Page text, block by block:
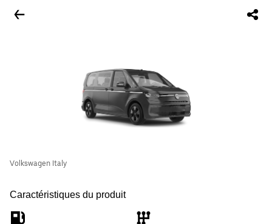
Volkswagen Italy
Caractéristiques du produit